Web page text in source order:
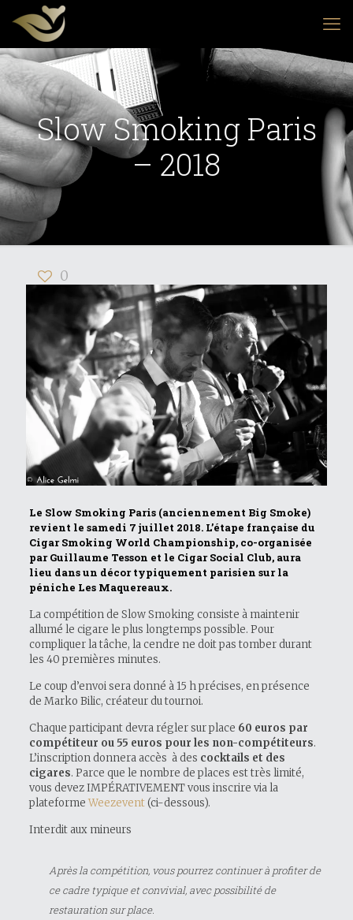
Slow Smoking Paris
– 2018
0
Le Slow Smoking Paris (anciennement Big Smoke)
revient le samedi 7 juillet 2018. L’étape française du
Cigar Smoking World Championship, co-organisée
par Guillaume Tesson et le Cigar Social Club, aura
lieu dans un décor typiquement parisien sur la
péniche Les Maquereaux.
La compétition de Slow Smoking consiste à maintenir
allumé le cigare le plus longtemps possible. Pour
compliquer la tâche, la cendre ne doit pas tomber durant
les 40 premières minutes.
Le coup d’envoi sera donné à 15 h précises, en présence
de Marko Bilic, créateur du tournoi.
Chaque participant devra régler sur place 60 euros par
compétiteur ou 55 euros pour les non-compétiteurs.
L’inscription donnera accès à des cocktails et des
cigares. Parce que le nombre de places est très limité,
vous devez IMPÉRATIVEMENT vous inscrire via la
plateforme Weezevent(ci-dessous).
Interdit aux mineurs
Après la compétition, vous pourrez continuer à profiter de
ce cadre typique et convivial, avec possibilité de
restauration sur place.